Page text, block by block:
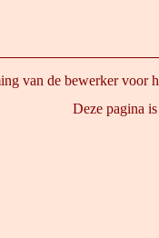
van de bewerker voor
Deze pagina